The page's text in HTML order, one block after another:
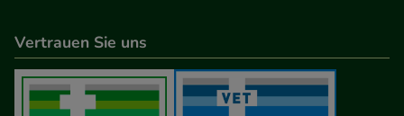
Vertrauen Sie uns